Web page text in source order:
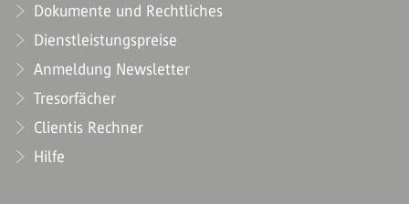
Dokumente und Rechtliches
Dienstleistungspreise
Anmeldung Newsletter
Tresorfächer
Clientis Rechner
Hilfe